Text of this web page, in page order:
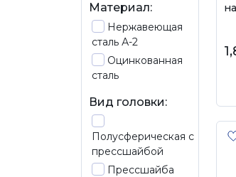
Материал:
Нержавеющая
сталь А-2
Оцинкованная
сталь
Вид головки:
Полусферическая с
прессшайбой
Прессшайба